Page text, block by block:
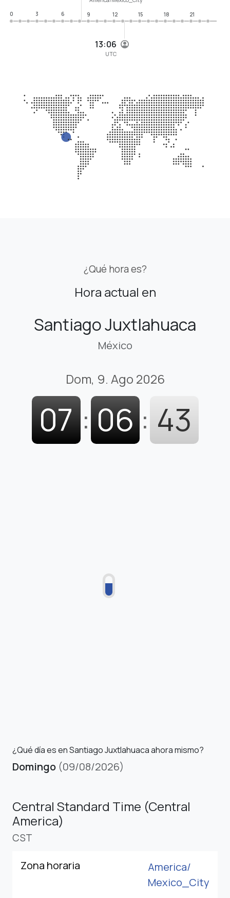
13:06
UTC
0
3 6 9 12 15 18 21
¿Qué hora es?
Hora actual en
Santiago Juxtlahuaca
México
Dom, 9. Ago 2026
07 : 06 : 44
¿Qué día es en Santiago Juxtlahuaca ahora mismo?
Domingo (09/08/2026)
Central Standard Time (Central
America)
CST
Zona horaria
America/
Mexico_City